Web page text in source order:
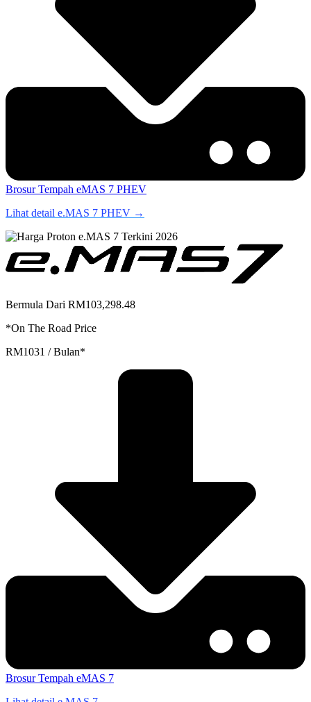
BrosurTempah eMAS 7 PHEV
Lihat detail e.MAS 7 PHEV →
Bermula Dari RM103,298.48
*On The Road Price
RM1031 / Bulan*
BrosurTempah eMAS 7